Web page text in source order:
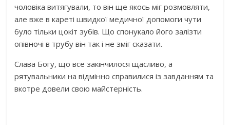
чоловіка витягували, то він ще якось міг розмовляти,
але вже в кареті швидкої медичної допомоги чути
було тільки цокіт зубів. Що спонукало його залізти
опівночі в трубу він так і не зміг сказати.
Слава Богу, що все закінчилося щасливо, а
рятувальники на відмінно справилися із завданням та
вкотре довели свою майстерність.